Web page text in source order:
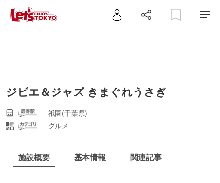
ジビエ＆ジャズ きまぐれうさぎ
祇園(千葉県)
グルメ
施設概要 基本情報 関連記事